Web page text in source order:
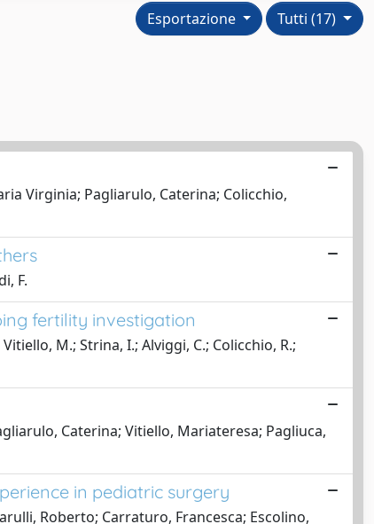
Tutti (17)
Esportazione
Virginia; Pagliarulo, Caterina; Colicchio,
F.
fertility investigation
M.; Strina, I.; Alviggi, C.; Colicchio, R.;
Caterina; Vitiello, Mariateresa; Pagliuca,
in pediatric surgery
Roberto; Carraturo, Francesca; Escolino,